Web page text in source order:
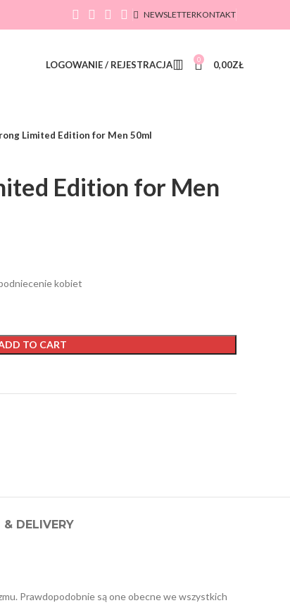
NEWSLETTERKONTAKT
LOGOWANIE / REJESTRACJA 0 0,00ZŁ
Limited Edition for Men 50ml
Edition for Men
kobiet
TO CART
& DELIVERY
Prawdopodobnie są one obecne we wszystkich